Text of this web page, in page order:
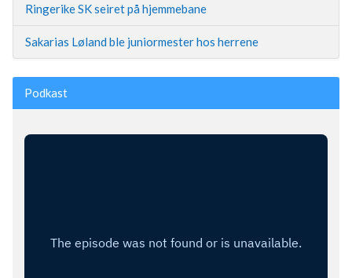
Ringerike SK seiret på hjemmebane
Sakarias Løland ble juniormester hos herrene
Podkast